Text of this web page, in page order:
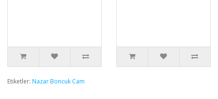
Etiketler: Nazar Boncuk Cam